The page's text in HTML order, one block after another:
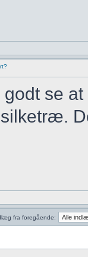
godt se
fra foregående: